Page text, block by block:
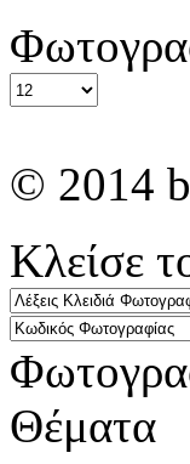
© 2014
Κλείσε
Θέματα